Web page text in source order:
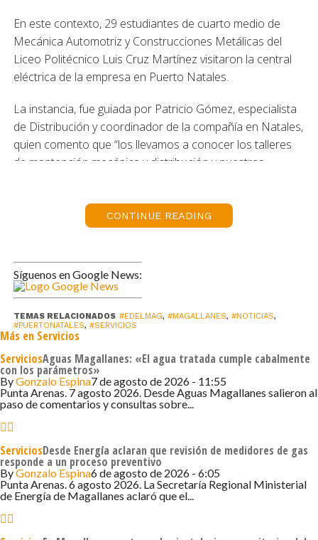
En este contexto, 29 estudiantes de cuarto medio de
Mecánica Automotriz y Construcciones Metálicas del
Liceo Politécnico Luis Cruz Martínez visitaron la central
eléctrica de la empresa en Puerto Natales.
La instancia, fue guiada por Patricio Gómez, especialista
de Distribución y coordinador de la compañía en Natales,
quien comento que “los llevamos a conocer los talleres
de mantención mecánica y distribución y nuestras
Politécnico Luis Cruz Martínez, indicó que “agradecemos
la invitación de la empresa. Estamos muy contentos por
conocer la historia, el funcionamiento y cómo se
distribuye la energía en Natales”.
Además, en el Liceo Bernardo O’Higgins de la comuna, se
realizó la charla educativa “Eficiencia Energética y Energía
Renovable: ¡Aprendamos a Cuidar Nuestro Planeta!”, a
los estudiantes de octavo básico, quienes pudieron
Diálogos Comunitarios
EDELMAG llevó a cabo una nueva jornada de Diálogos
CONTINUE READING
Síguenos en Google News:
TEMAS RELACIONADOS #EDELMAG, #MAGALLANES, #NOTICIAS,
#PUERTONATALES, #SERVICIOS
Más en Servicios
ServiciosAguas Magallanes: «El agua tratada cumple cabalmente
con los parámetros»
ByGonzalo Espina7 de agosto de 2026 - 11:55
Punta Arenas. 7 agosto 2026. Desde Aguas Magallanes salieron al
paso de comentarios y consultas sobre...
ServiciosDesde Energía aclaran que revisión de medidores de gas
responde a un proceso preventivo
ByGonzalo Espina6 de agosto de 2026 - 6:05
Punta Arenas. 6 agosto 2026. La Secretaría Regional Ministerial
de Energía de Magallanes aclaró que el...